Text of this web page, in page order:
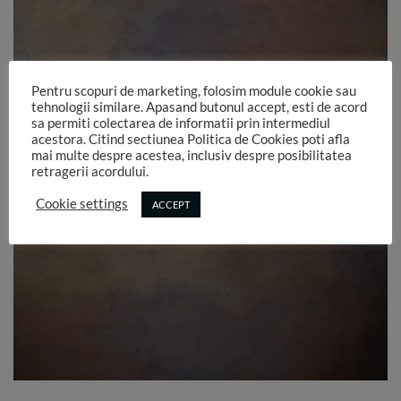
Pentru scopuri de marketing, folosim module cookie sau
tehnologii similare. Apasand butonul accept, esti de acord
sa permiti colectarea de informatii prin intermediul
acestora. Citind sectiunea Politica de Cookies poti afla
mai multe despre acestea, inclusiv despre posibilitatea
retragerii acordului.
Cookie settings ACCEPT